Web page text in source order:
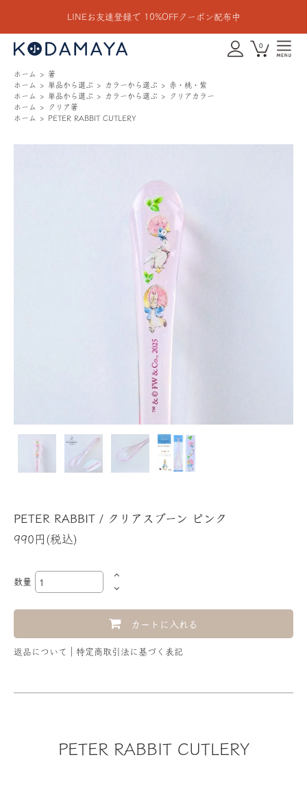
LINEお友達登録で 10%OFFクーポン配布中
0
ホーム
箸
ホーム
単品から選ぶ カラーから選ぶ
赤・桃・紫
ホーム
単品から選ぶ カラーから選ぶ
クリアカラー
ホーム
クリア箸
ホーム
PETER RABBIT CUTLERY
PETER RABBIT / クリアスプーン ピンク
990円(税込)
数量
カートに入れる
返品について 特定商取引法に基づく表記
PETER RABBIT CUTLERY